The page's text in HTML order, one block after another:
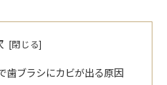
歯ブラシにカビが出る原因